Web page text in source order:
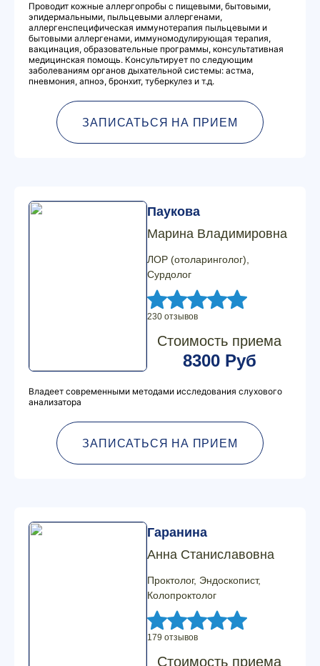
Проводит кожные аллергопробы с пищевыми, бытовыми,
эпидермальными, пыльцевыми аллергенами,
аллергенспецифическая иммунотерапия пыльцевыми и
бытовыми аллергенами, иммуномодулирующая терапия,
вакцинация, образовательные программы, консультативная
медицинская помощь. Консультирует по следующим
заболеваниям органов дыхательной системы: астма,
пневмония, апноэ, бронхит, туберкулез и т.д.
ЗАПИСАТЬСЯ НА ПРИЕМ
Паукова
Марина Владимировна
ЛОР (отоларинголог),
Сурдолог
230 отзывов
Стоимость приема
8300 Руб
Владеет современными методами исследования слухового
анализатора
ЗАПИСАТЬСЯ НА ПРИЕМ
Гаранина
Анна Станиславовна
Проктолог, Эндоскопист,
Колопроктолог
179 отзывов
Стоимость приема